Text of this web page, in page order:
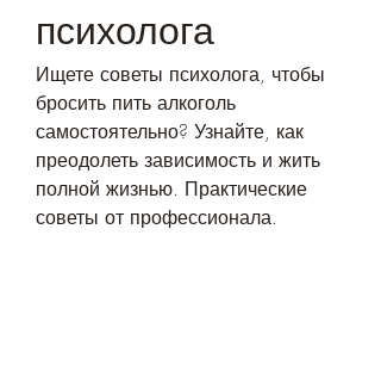
психолога
Ищете советы психолога, чтобы
бросить пить алкоголь
самостоятельно? Узнайте, как
преодолеть зависимость и жить
полной жизнью. Практические
советы от профессионала.